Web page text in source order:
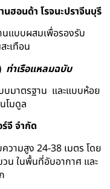
นฮอนด้า โรจนะปราจีนบุรี
แบบผสมเพื่อรองรับ
ะเทือน
ท่าเรือแหลมฉบับ
มาตรฐาน และแบบห้อย
โมดูล
จี จำกัด
วามสูง 24-38 เมตร โดย
น ในพื้นที่อับอากาศ และ